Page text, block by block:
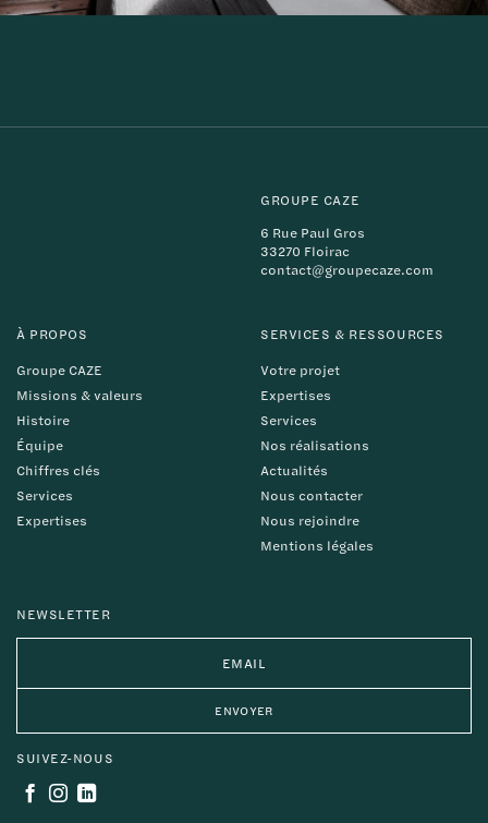
GROUPE CAZE
6 Rue Paul Gros
33270 Floirac
contact@groupecaze.com
À PROPOS
Groupe CAZE
Missions & valeurs
Histoire
Équipe
Chiffres clés
Services
Expertises
SERVICES & RESSOURCES
Votre projet
Expertises
Services
Nos réalisations
Actualités
Nous contacter
Nous rejoindre
Mentions légales
NEWSLETTER
SUIVEZ-NOUS